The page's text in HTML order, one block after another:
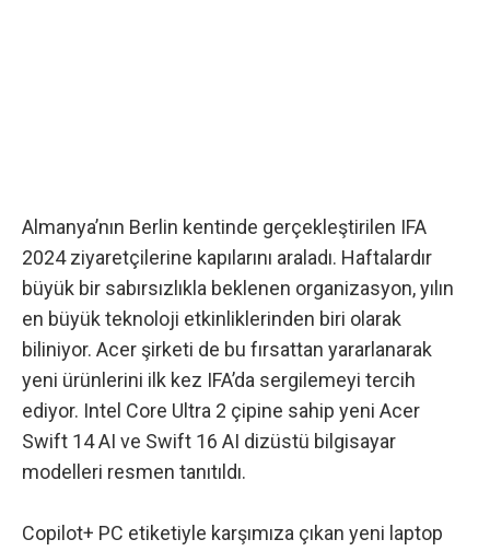
Almanya’nın Berlin kentinde gerçekleştirilen IFA
2024ziyaretçilerine kapılarını araladı. Haftalardır
büyük bir sabırsızlıkla beklenen organizasyon, yılın
en büyük teknoloji etkinliklerinden biri olarak
biliniyor. Acer şirketi de bu fırsattan yararlanarak
yeni ürünlerini ilk kez IFA’da sergilemeyi tercih
ediyor. Intel Core Ultra 2 çipine sahip yeni Acer
Swift 14 AI ve Swift 16 AI dizüstü bilgisayar
modelleri resmen tanıtıldı.
Copilot+ PC etiketiyle karşımıza çıkan yeni laptop